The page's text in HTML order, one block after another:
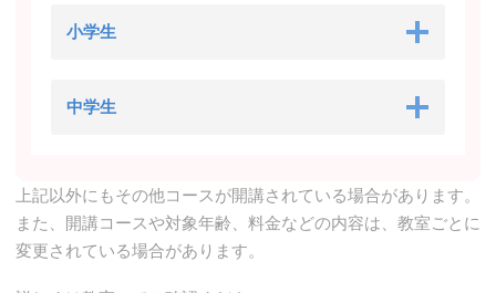
小学生
中学生
上記以外にもその他コースが開講されている場合があります。
また、開講コースや対象年齢、料金などの内容は、教室ごとに
変更されている場合があります。